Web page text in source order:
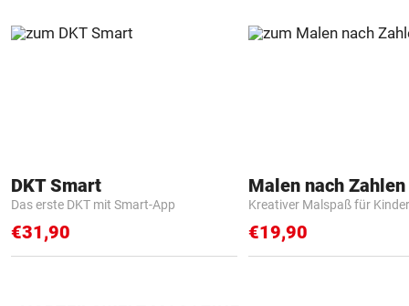
DKT Smart
Das erste DKT mit Smart-App
€31,90
Kreativer Malspaß für Kinder
€19,90